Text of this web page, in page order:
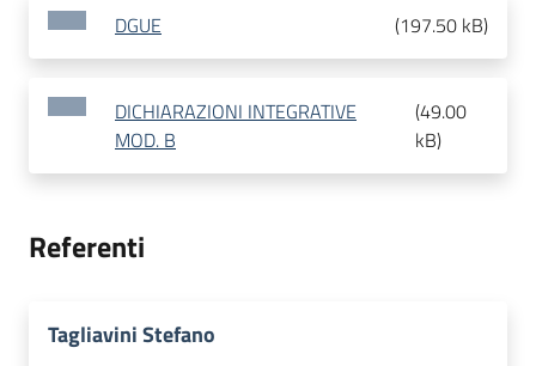
DGUE (197.50 kB)
DICHIARAZIONI INTEGRATIVE
MOD. B
(49.00
kB)
Referenti
Tagliavini Stefano